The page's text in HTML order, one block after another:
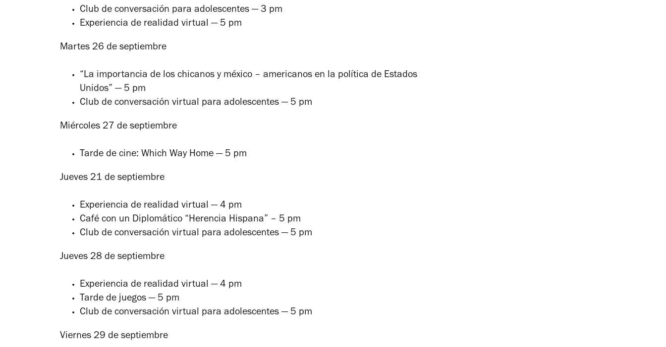
Club de conversación para adolescentes — 3 pm
Experiencia de realidad virtual — 5 pm
Martes 26 de septiembre
“La importancia de los chicanos y méxico – americanos en la política de Estados
Unidos” — 5 pm
Club de conversación virtual para adolescentes — 5 pm
Miércoles 27 de septiembre
Tarde de cine: Which Way Home — 5 pm
Jueves 21 de septiembre
Experiencia de realidad virtual — 4 pm
Café con un Diplomático “Herencia Hispana” – 5 pm
Club de conversación virtual para adolescentes — 5 pm
Jueves 28 de septiembre
Experiencia de realidad virtual — 4 pm
Tarde de juegos — 5 pm
Club de conversación virtual para adolescentes — 5 pm
Viernes 29 de septiembre